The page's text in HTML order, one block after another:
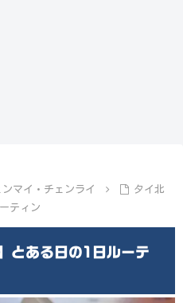
ンマイ・チェンライ
タイ北
ティン
とある日の1日ルーテ